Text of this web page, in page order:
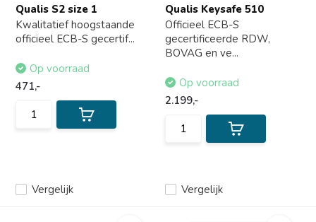
Qualis S2 size 1
Kwalitatief hoogstaande
officieel ECB-S gecertif...
Vergelijk
Op voorraad
471,-
Qualis Keysafe 510
Officieel ECB-S
gecertificeerde RDW,
BOVAG en ve...
Vergelijk
Op voorraad
2.199,-